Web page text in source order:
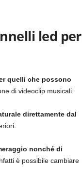
led per
quelli che possono
di videoclip musicali.
direttamente dal
nonché di
è possibile cambiare